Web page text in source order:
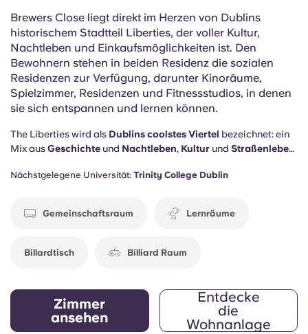
Brewers Close liegt direkt im Herzen von Dublins
historischem Stadtteil Liberties, der voller Kultur,
Nachtleben und Einkaufsmöglichkeiten ist. Den
Bewohnern stehen in beiden Residenz die sozialen
Residenzen zur Verfügung, darunter Kinoräume,
Spielzimmer, Residenzen und Fitnessstudios, in denen
sie sich entspannen und lernen können.
The Liberties wird als Dublins coolstes Viertel bezeichnet: ein
Mix ausGeschichte und Nachtleben, Kultur und Straßenleben
sozialen Residenzen , um dich auch zu Hause bei Laune zu
Raum
Nächstgelegene Universität: Trinity College Dublin
Gemeinschaftsraum Lernräume
Billardtisch Billiard Raum
Zimmer
ansehen
Entdecke
die
Wohnanlage